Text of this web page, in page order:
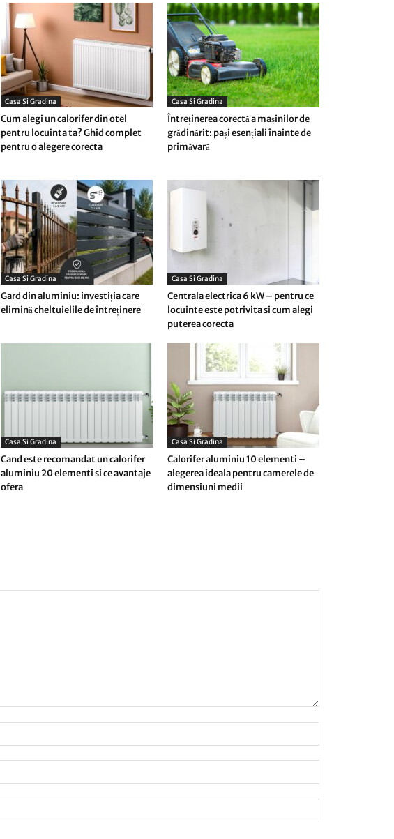
Casa Si Gradina
Cum alegi un calorifer din otel
pentru locuinta ta? Ghid complet
pentru o alegere corecta
Casa Si Gradina
Întreținerea corectă a mașinilor de
grădinărit: pași esențiali înainte de
primăvară
Casa Si Gradina
Gard din aluminiu: investiția care
elimină cheltuielile de întreținere
Casa Si Gradina
Centrala electrica 6 kW – pentru ce
locuinte este potrivita si cum alegi
puterea corecta
Casa Si Gradina
Cand este recomandat un calorifer
aluminiu 20 elementi si ce avantaje
ofera
Casa Si Gradina
Calorifer aluminiu 10 elementi –
alegerea ideala pentru camerele de
dimensiuni medii